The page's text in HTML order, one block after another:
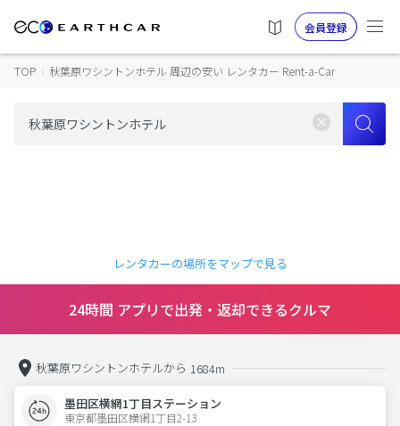
会員登録
TOP › 秋葉原ワシントンホテル 周辺の安い レンタカー Rent-a-Car
レンタカーの場所をマップで見る
24時間 アプリで出発・返却できるクルマ
秋葉原ワシントンホテルから 1684m
墨田区横網1丁目ステーション
東京都墨田区横網1丁目2-13